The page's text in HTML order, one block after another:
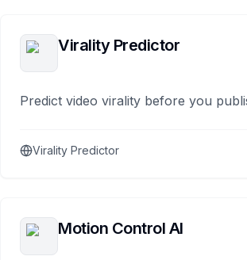
Virality Predictor
Predict video virality before you
Virality Predictor
Motion Control AI